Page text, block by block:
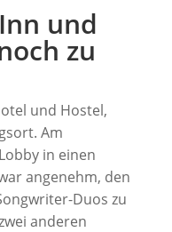
und
zu
und Hostel,
Am
in einen
angenehm, den
Duos zu
anderen